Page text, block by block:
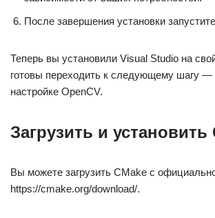
После завершения установки
Теперь вы установили Visual Studio на
готовы переходить к следующему шагу —
настройке OpenCV.
Загрузить и установить
Вы можете загрузить CMake с
https://cmake.org/download/.